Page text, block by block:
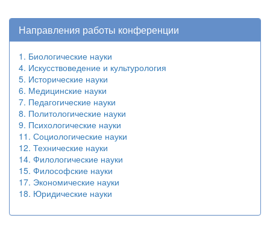
Направления работы конференции
1. Биологические науки
4. Искусствоведение и культурология
5. Исторические науки
6. Медицинские науки
7. Педагогические науки
8. Политологические науки
9. Психологические науки
11. Социологические науки
12. Технические науки
14. Филологические науки
15. Философские науки
17. Экономические науки
18. Юридические науки